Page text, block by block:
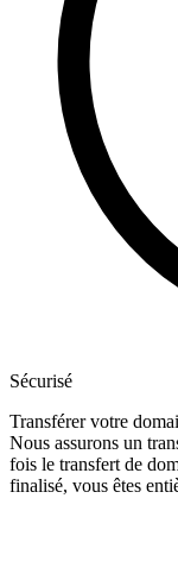
Sécurisé
Transférer votre
Nous assurons un
fois le transfert de
finalisé, vous êtes